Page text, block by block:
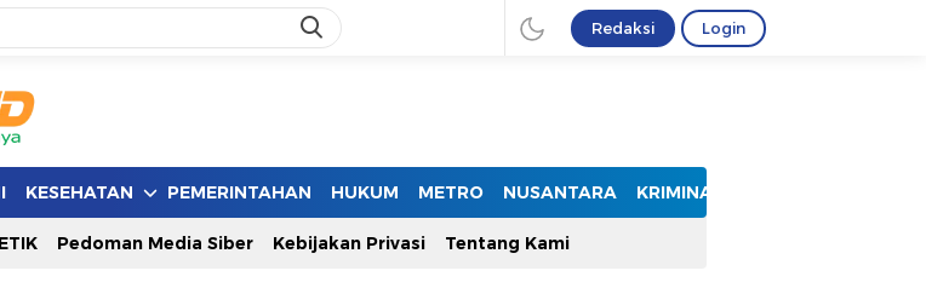
Redaksi Login
KESEHATAN PEMERINTAHAN HUKUM METRO NUSANTARA KRIMINAL
Pedoman Media Siber Kebijakan Privasi Tentang Kami